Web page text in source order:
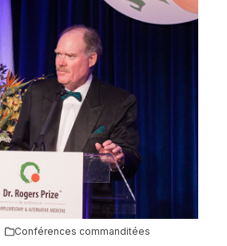
Conférences commanditées